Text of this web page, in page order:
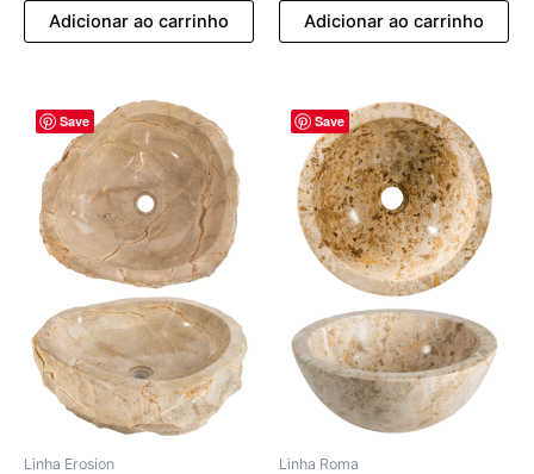
Adicionar ao carrinho Adicionar ao carrinho
Save
Linha Erosion
O
preço
original
era:
R$ 2.982,00.
preço
atual
é:
R$ 2.485,00.
Save
Linha Roma
O
preço
original
era:
R$ 2.423,00.
atual
é:
R$